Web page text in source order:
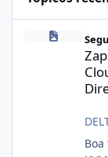
Zapscape (CVE-